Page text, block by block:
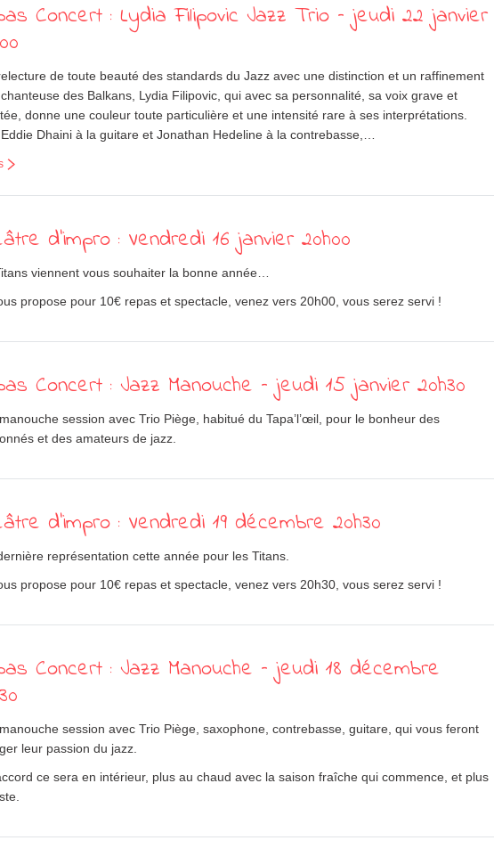
Concert : Lydia Filipovic Jazz Trio – jeudi 22 janvier
de toute beauté des standards du Jazz avec une distinction et un raffinement
des Balkans, Lydia Filipovic, qui avec sa personnalité, sa voix grave et
donne une couleur toute particulière et une intensité rare à ses interprétations.
Dhaini à la guitare et Jonathan Hedeline à la contrebasse,…
d’impro : Vendredi 16 janvier 20h00
viennent vous souhaiter la bonne année…
propose pour 10€ repas et spectacle, venez vers 20h00, vous serez servi !
Concert : Jazz Manouche – jeudi 15 janvier 20h30
session avec Trio Piège, habitué du Tapa’l’œil, pour le bonheur des
et des amateurs de jazz.
d’impro : Vendredi 19 décembre 20h30
représentation cette année pour les Titans.
propose pour 10€ repas et spectacle, venez vers 20h30, vous serez servi !
Concert : Jazz Manouche – jeudi 18 décembre
session avec Trio Piège, saxophone, contrebasse, guitare, qui vous feront
leur passion du jazz.
ce sera en intérieur, plus au chaud avec la saison fraîche qui commence, et plus